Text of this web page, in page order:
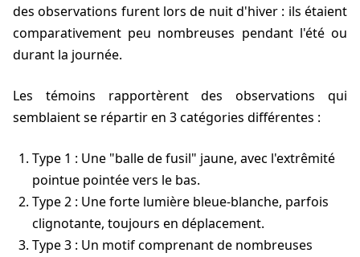
des observations furent lors de nuit d'hiver : ils étaient
comparativement peu nombreuses pendant l'été ou
durant la journée.
Les témoins rapportèrent des observations qui
semblaient se répartir en 3 catégories différentes :
Type 1 : Une "balle de fusil" jaune, avec l'extrêmité
pointue pointée vers le bas.
Type 2 : Une forte lumière bleue-blanche, parfois
clignotante, toujours en déplacement.
Type 3 : Un motif comprenant de nombreuses